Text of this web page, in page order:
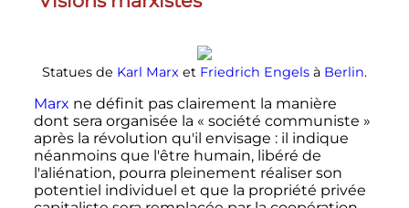
Statues de Karl Marx et Friedrich Engels à Berlin.
Marx ne définit pas clairement la manière
dont sera organisée la « société communiste »
après la révolution qu'il envisage : il indique
néanmoins que l'être humain, libéré de
l'aliénation, pourra pleinement réaliser son
potentiel individuel et que la propriété privée